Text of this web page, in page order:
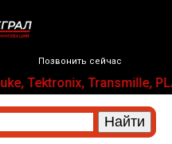
Позвонить сейчас
Transmille,